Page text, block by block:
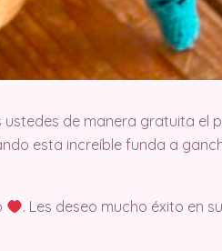
de manera gratuita el
esta increíble funda a
. Les deseo mucho éxito en